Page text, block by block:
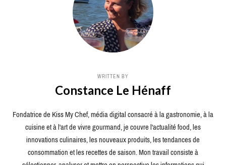
WRITTEN BY
Constance Le Hénaff
Fondatrice de Kiss My Chef, média digital consacré à la gastronomie, à la
cuisine et à l'art de vivre gourmand, je couvre l'actualité food, les
innovations culinaires, les nouveaux produits, les tendances de
consommation et les recettes de saison. Mon travail consiste à